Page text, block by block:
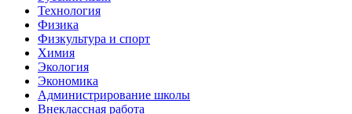
Технология
Физика
Физкультура и спорт
Химия
Экология
Экономика
Администрирование школы
Внеклассная работа